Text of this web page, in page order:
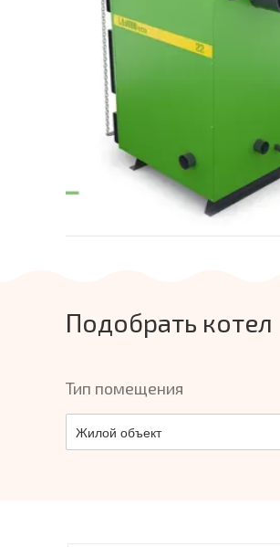
Подобрать котел
Тип помещения
Жилой объект